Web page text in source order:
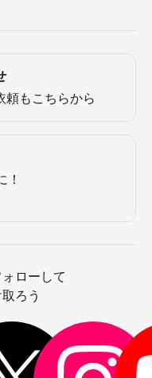
頼もこちらから
！
ローして
ろう